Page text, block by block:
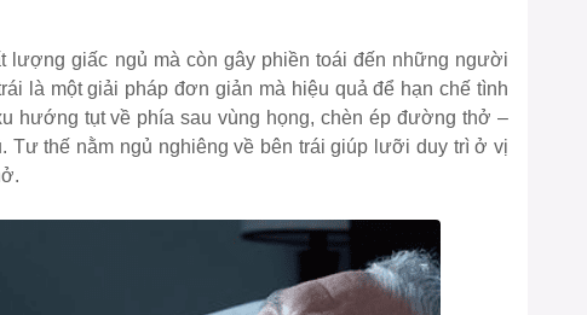
lượng giấc ngủ mà còn gây phiền toái đến những người
là một giải pháp đơn giản mà hiệu quả để hạn chế tình
hướng tụt về phía sau vùng họng, chèn ép đường thở –
Tư thế nằm ngủ nghiêng về bên trái giúp lưỡi duy trì ở vị